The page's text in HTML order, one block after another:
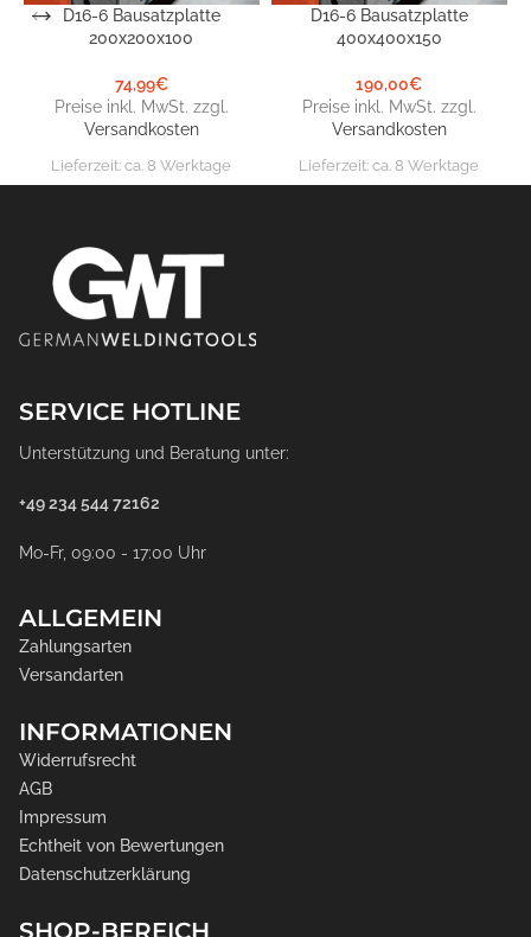
D16-6 Bausatzplatte
200x200x100
74,99€
Preise inkl. MwSt. zzgl.
Versandkosten
Lieferzeit:ca. 8 Werktage
D16-6 Bausatzplatte
400x400x150
190,00€
Preise inkl. MwSt. zzgl.
Versandkosten
Lieferzeit:ca. 8 Werktage
SERVICE HOTLINE
Unterstützung und Beratung unter:
+49 234 544 72162
Mo-Fr, 09:00 - 17:00 Uhr
ALLGEMEIN
Zahlungsarten
Versandarten
INFORMATIONEN
Widerrufsrecht
AGB
Impressum
Echtheit von Bewertungen
Datenschutzerklärung
SHOP-BEREICH